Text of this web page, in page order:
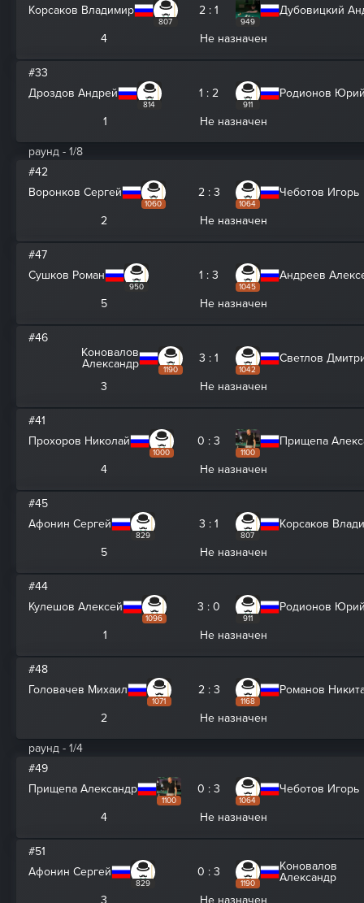
Корсаков Владимир
807
2 : 1
949
Дубовицкий
4 Не назначен
#33
Дроздов Андрей
814
1 : 2
911
Родионов
1 Не назначен
раунд - 1/8
#42
Воронков Сергей
1060
2 : 3
1064
Чеботов Игорь
2 Не назначен
#47
Сушков Роман
950
1 : 3
1045
Андреев
5 Не назначен
#46
Коновалов
Александр
1190
3 : 1
1042
Светлов
3 Не назначен
#41
Прохоров Николай
1000
0 : 3
1100
Прищепа
4 Не назначен
#45
Афонин Сергей
829
3 : 1
807
Корсаков
5 Не назначен
#44
Кулешов Алексей
1096
3 : 0
911
Родионов
1 Не назначен
#48
Головачев Михаил
1071
2 : 3
1168
Романов
2 Не назначен
раунд - 1/4
#49
Прищепа Александр
1100
0 : 3
1064
Чеботов Игорь
4 Не назначен
#51
Афонин Сергей
829
0 : 3
1190
Коновалов
Александр
3
Не назначен